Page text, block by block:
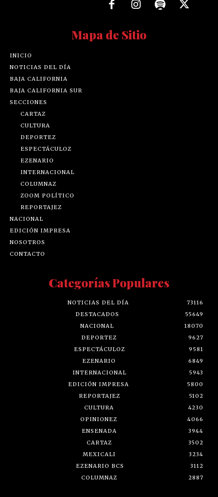
Mapa de Sitio
INICIO
NOTICIAS DEL DÍA
BAJA CALIFORNIA
BAJA CALIFORNIA SUR
SECCIONES
CARTAZ
CULTURA
DEPORTEZ
ESPECTÁCULOZ
EZENARIO
INTERNACIONAL
COLUMNAZ
ZOOM POLÍTICO
REPORTAJEZ
NACIONAL
EDICIÓN IMPRESA
NOSOTROS
CONTACTO
Categorías Populares
NOTICIAS DEL DÍA
73116
DESTACADOS
55649
NACIONAL
18070
DEPORTEZ
9627
ESPECTÁCULOZ
9581
EZENARIO
6849
INTERNACIONAL
5943
EDICIÓN IMPRESA
5800
REPORTAJEZ
5102
CULTURA
4230
OPINIONEZ
4066
ENSENADA
3944
CARTAZ
3502
MEXICALI
3234
EZENARIO BCS
3112
COLUMNAZ
2887